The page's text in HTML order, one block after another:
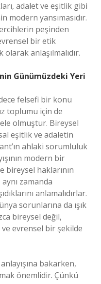
adalet ve eşitlik gibi
modern yansımasıdır.
peşinden
bir etik
anlaşılmalıdır.
Günümüzdeki Yeri
felsefi bir konu
toplumu için de
olmuştur. Bireysel
eşitlik ve adaletin
ahlaki sorumluluk
modern bir
bireysel haklarının
zamanda
anlamalıdırlar.
sorunlarına da ışık
bireysel değil,
evrensel bir şekilde
bakarken,
önemlidir. Çünkü